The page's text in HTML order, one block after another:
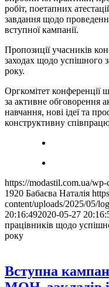
робіт, поетапних
завдання щодо
вступної кампанії.
Пропозиції учасників
заходах щодо успішного
року.
Оргкомітет конференції
за активне обговорення
навчання, нові ідеї та
конструктивну
https://modastil.com.ua/
1920 Бабаєва Наталія
content/uploads/2025/05/
20:16:492020-05-27
працівників щодо
року
Вступна